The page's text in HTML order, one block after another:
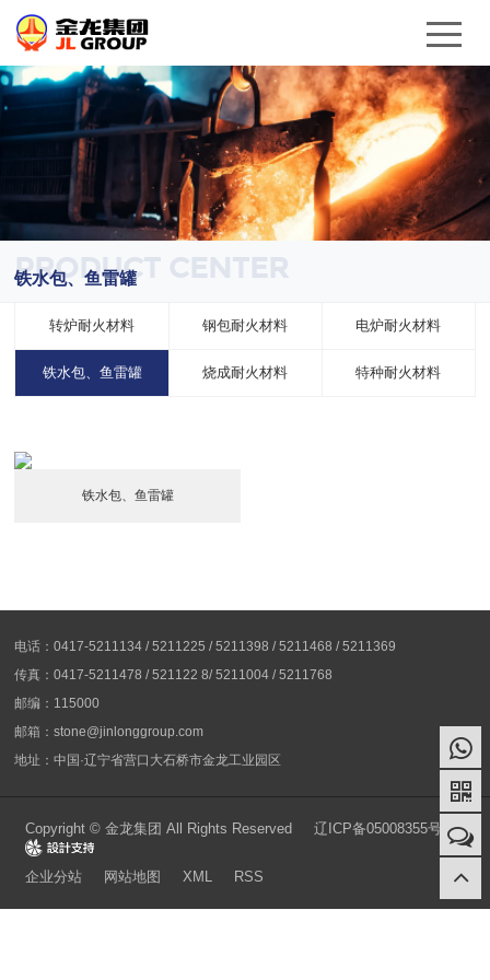
PRODUCT CENTER
铁水包、鱼雷罐
转炉耐火材料 钢包耐火材料 电炉耐火材料
铁水包、鱼雷罐 烧成耐火材料 特种耐火材料
铁水包、鱼雷罐
电话：0417-5211134 / 5211225 / 5211398 / 5211468 / 5211369
传真：0417-5211478 / 521122 8/ 5211004 / 5211768
邮编：115000
邮箱：stone@jinlonggroup.com
地址：中国·辽宁省营口大石桥市金龙工业园区
Copyright © 金龙集团 All Rights Reserved
辽ICP备05008355号-1
Design
企业分站
网站地图 XML RSS